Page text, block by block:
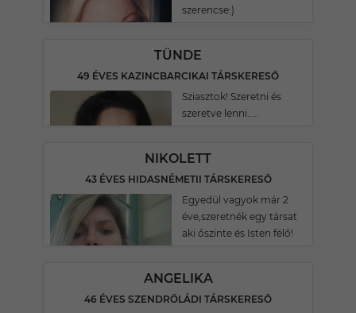
szerencse:)
TÜNDE
49 ÉVES KAZINCBARCIKAI TÁRSKERESŐ
Sziasztok! Szeretni és
szeretve lenni.....
NIKOLETT
43 ÉVES HIDASNÉMETII TÁRSKERESŐ
Egyedül vagyok már 2
éve,szeretnék egy társat
aki őszinte és Isten félő!
ANGELIKA
46 ÉVES SZENDRŐLÁDI TÁRSKERESŐ